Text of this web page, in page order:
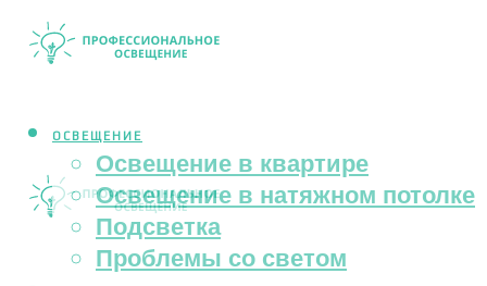
ОСВЕЩЕНИЕ
Освещение в квартире
Освещение в натяжном потолке
Подсветка
Проблемы со светом